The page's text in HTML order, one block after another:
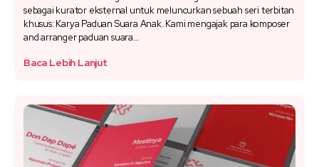
sebagai kurator eksternal untuk meluncurkan sebuah seri terbitan
khusus: Karya Paduan Suara Anak. Kami mengajak para komposer
and arranger paduan suara…
Baca Lebih Lanjut